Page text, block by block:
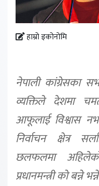
हाम्रो इकोनोमि
नेपाली कांग्रेसका
व्यक्तिले देशमा
आफूलाई विश्वास
निर्वाचन क्षेत्र
छलफलमा
प्रधानमन्त्री को बन्ने